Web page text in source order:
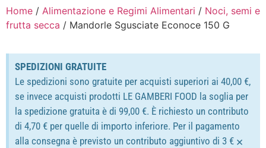
Home / Alimentazione e Regimi Alimentari / Noci, semi e
frutta secca / Mandorle Sgusciate Econoce 150 G
SPEDIZIONI GRATUITE
Le spedizioni sono gratuite per acquisti superiori ai 40,00 €,
se invece acquisti prodotti LE GAMBERI FOOD la soglia per
la spedizione gratuita è di 99,00 €. È richiesto un contributo
di 4,70 € per quelle di importo inferiore. Per il pagamento
alla consegna è previsto un contributo aggiuntivo di 3 € ×